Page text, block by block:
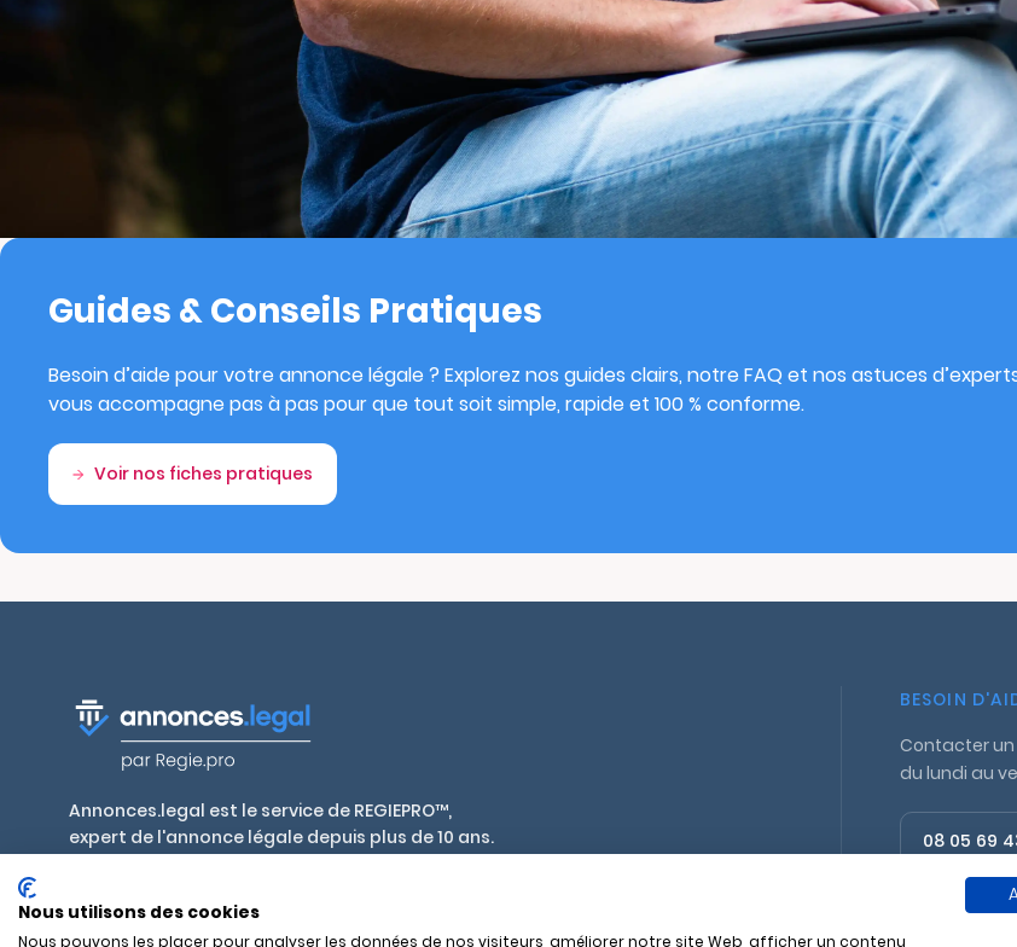
Guides & Conseils Pratiques
Besoin d’aide pour votre annonce légale ? Explorez nos guides clairs, notre FAQ et nos astuces
vous accompagne pas à pas pour que tout soit simple, rapide et 100 % conforme.
Voir nos fiches pratiques
Annonces.legal est le service de REGIEPRO™,
expert de l'annonce légale depuis plus de 10 ans.
habilités en France et outre-mer.
BESOIN
Contacter
du lundi au
08 05 69
Nous utilisons des cookies
Nous pouvons les placer pour analyser les données de nos visiteurs, améliorer notre site Web, afficher un contenu